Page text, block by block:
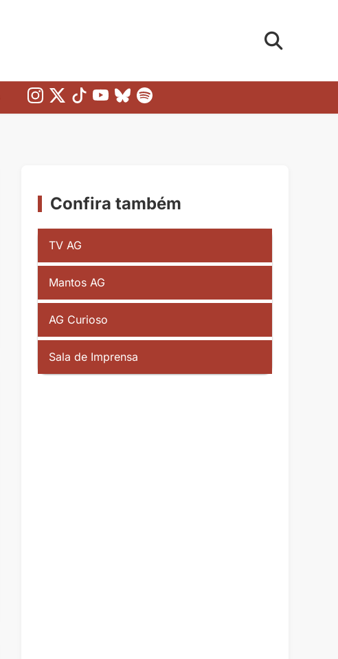
Confira também
TV AG
Mantos AG
AG Curioso
Sala de Imprensa